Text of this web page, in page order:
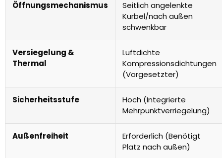
Öffnungsmechanismus
Seitlich angelenkte
Kurbel/nach außen
schwenkbar
Versiegelung &
Thermal
Luftdichte
Kompressionsdichtungen
(Vorgesetzter)
Sicherheitsstufe
Hoch (Integrierte
Mehrpunktverriegelung)
Außenfreiheit
Erforderlich (Benötigt
Platz nach außen)